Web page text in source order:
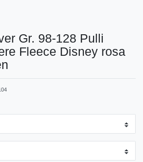
Gr. 98-128 Pulli
Fleece Disney rosa